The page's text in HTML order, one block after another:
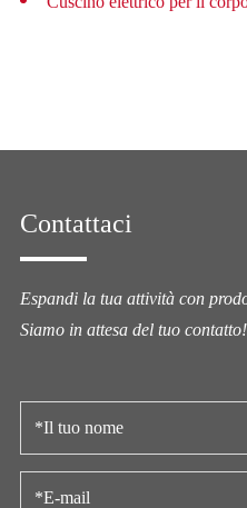
Contattaci
Espandi la tua attività con
Siamo in attesa del tuo contatto!